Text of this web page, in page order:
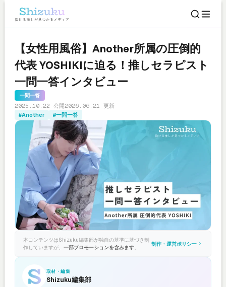
【女性用風俗】Another所属の圧倒的
代表 YOSHIKIに迫る！推しセラピスト
一問一答インタビュー
一問一答
2025.10.22 公開2026.06.21 更新
#Another
#一問一答
本コンテンツはShizuku編集部が独自の基準に基づき制
作していますが、 一部プロモーションを含みます。
制作・運営ポリシー
取材・編集
Shizuku編集部